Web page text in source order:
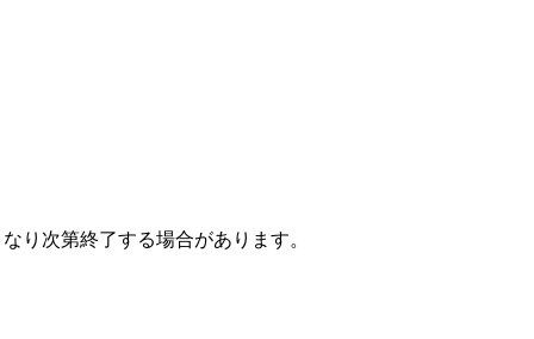
り次第終了する場合があります。